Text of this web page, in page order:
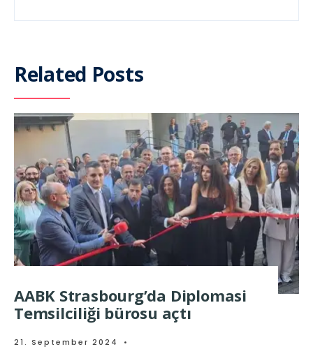
Related Posts
AABK Strasbourg’da Diplomasi
Temsilciliği bürosu açtı
21. September 2024 •